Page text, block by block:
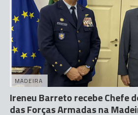
MADEIRA
Ireneu Barreto recebe Chefe
das Forças Armadas na